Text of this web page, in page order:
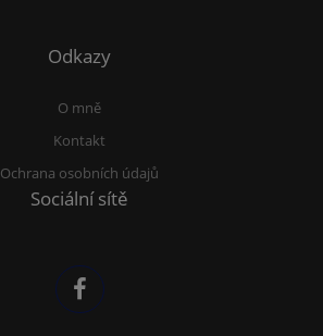
Odkazy
O mně
Kontakt
Ochrana osobních údajů
Sociální sítě